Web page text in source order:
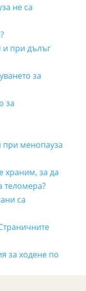
не са
и при дълъг
за
за
менопауза
храним, за да
теломера?
са
за ходене по